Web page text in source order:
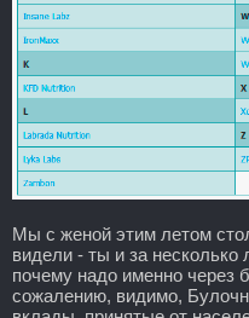
Мы с женой этим летом
видели - ты и за несколько
почему надо именно через
сожалению, видимо,